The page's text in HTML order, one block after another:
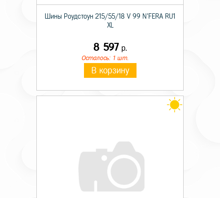
Шины Роудстоун 215/55/18 V 99 N'FERA RU1
XL
8 597 р.
Осталось: 1 шт.
В корзину